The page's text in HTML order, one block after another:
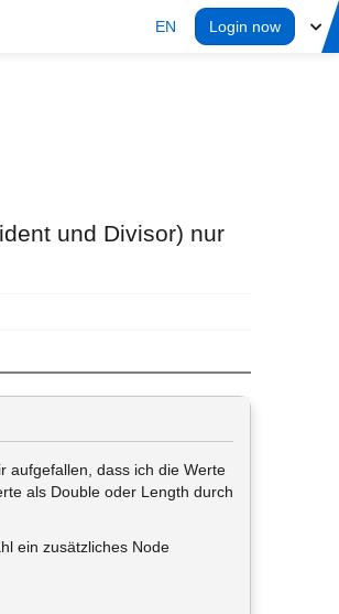
EN Login now
und Divisor) nur
aufgefallen, dass ich die Werte
als Double oder Length durch
ein zusätzliches Node